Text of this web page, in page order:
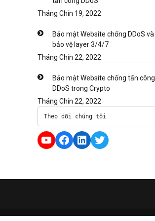
Tháng Chín 19, 2022
Bảo mật Website chống DDoS và
bảo vệ layer 3/4/7
Tháng Chín 22, 2022
Bảo mật Website chống tấn công
DDoS trong Crypto
Tháng Chín 22, 2022
Theo dõi chúng tôi
YouTube
Facebook
LinkedIn
Twitter